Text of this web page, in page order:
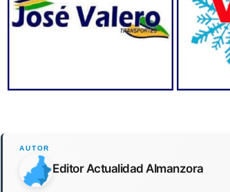
Editor Actualidad Almanzora